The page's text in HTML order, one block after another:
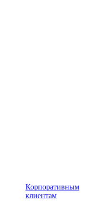
Корпоративным
клиентам